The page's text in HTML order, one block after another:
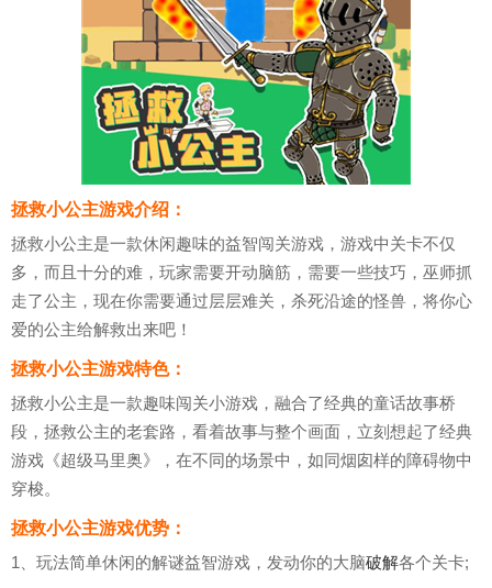
拯救小公主游戏介绍：
拯救小公主是一款休闲趣味的益智闯关游戏，游戏中关卡不仅
多，而且十分的难，玩家需要开动脑筋，需要一些技巧，巫师抓
走了公主，现在你需要通过层层难关，杀死沿途的怪兽，将你心
爱的公主给解救出来吧！
拯救小公主游戏特色：
拯救小公主是一款趣味闯关小游戏，融合了经典的童话故事桥
段，拯救公主的老套路，看着故事与整个画面，立刻想起了经典
游戏《超级马里奥》，在不同的场景中，如同烟囱样的障碍物中
穿梭。
拯救小公主游戏优势：
1、玩法简单休闲的解谜益智游戏，发动你的大脑破解各个关卡;